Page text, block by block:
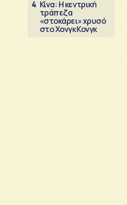
4 Κίνα: Η κεντρική
τράπεζα
«στοκάρει» χρυσό
στο Χονγκ Κονγκ